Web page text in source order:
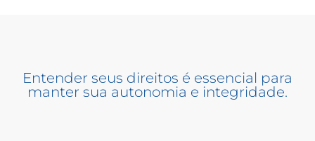
Entender seus direitos é essencial para
manter sua autonomia e integridade.